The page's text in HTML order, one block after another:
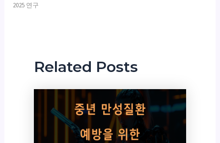
2025 연구
Related Posts